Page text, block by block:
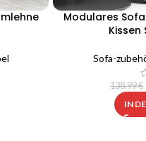
Modulares
Kissen
Sofa-
138,99€
IN